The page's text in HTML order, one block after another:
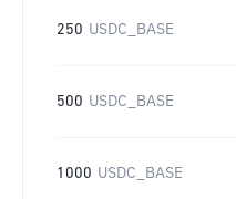
250 USDC_BASE
500 USDC_BASE
1000 USDC_BASE